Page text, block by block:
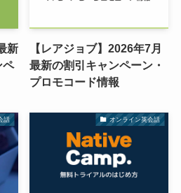
新
ペ
【レアジョブ】2026年7月
最新の割引キャンペーン・
プロモコード情報
話 オンライン英会話